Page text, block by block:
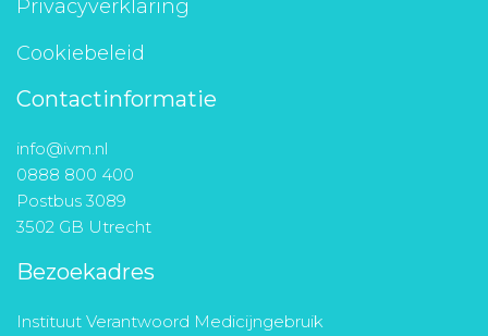
Privacyverklaring
Cookiebeleid
Contactinformatie
info@ivm.nl
0888 800 400
Postbus 3089
3502 GB Utrecht
Bezoekadres
Instituut Verantwoord Medicijngebruik